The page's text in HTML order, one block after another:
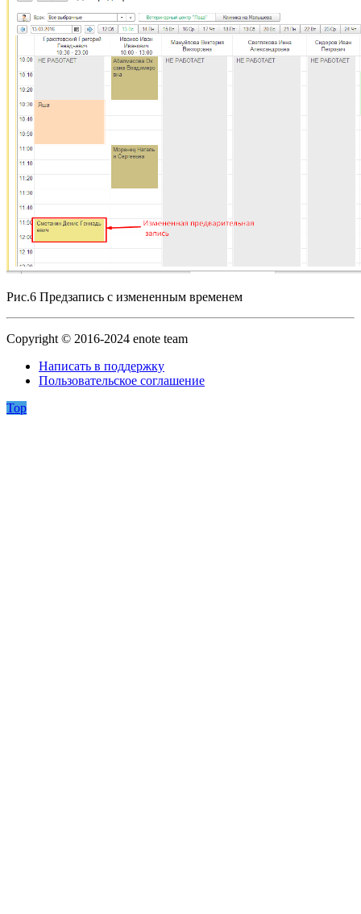
Рис.6 Предзапись с измененным временем
Copyright © 2016-2024 enote team
Написать в поддержку
Пользовательское соглашение
Top